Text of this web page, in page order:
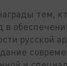
тем,
в
русской